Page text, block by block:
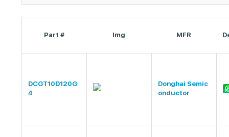
Part # Img MFR
DCGT10D120G
4
Donghai Semic
onductor